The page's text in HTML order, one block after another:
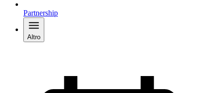
Partnership
Altro